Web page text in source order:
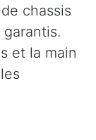
chassis
et la main